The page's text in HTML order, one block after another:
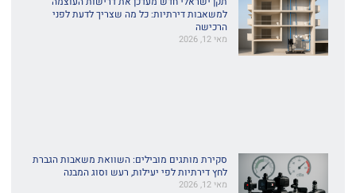
למשאבות דירתיות: כל מה שצריך לדעת לפני
הרכישה
מאי 12, 2026
סקירת מותגים מובילים: השוואת משאבות הגברת
לחץ דירתיות לפי יעילות, רעש וסוג המבנה
מאי 12, 2026